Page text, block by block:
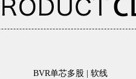
BVR单芯多股 | 软线